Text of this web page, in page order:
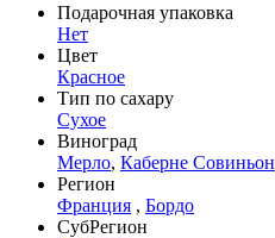
Подарочная упаковка
Нет
Цвет
Красное
Тип по сахару
Сухое
Виноград
Мерло, Каберне Совиньон
Регион
Франция , Бордо
СубРегион